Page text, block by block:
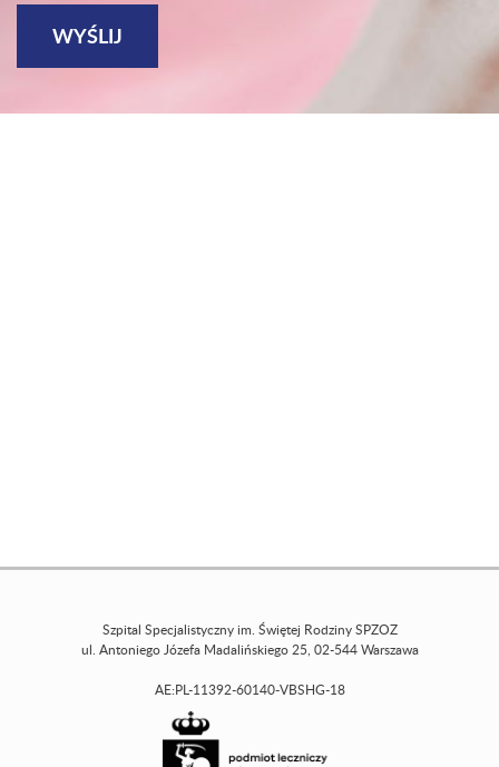
Szpital Specjalistyczny im. Świętej Rodziny SPZOZ
ul. Antoniego Józefa Madalińskiego 25, 02-544 Warszawa
AE:PL-11392-60140-VBSHG-18